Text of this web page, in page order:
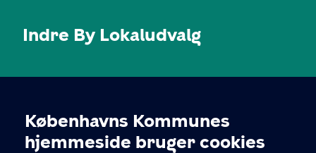
Cookieindstillinger
Københavns Kommunes
hjemmeside bruger cookies
Indre By Lokaludvalg
indrebylokaludvalg@okf.kk.dk